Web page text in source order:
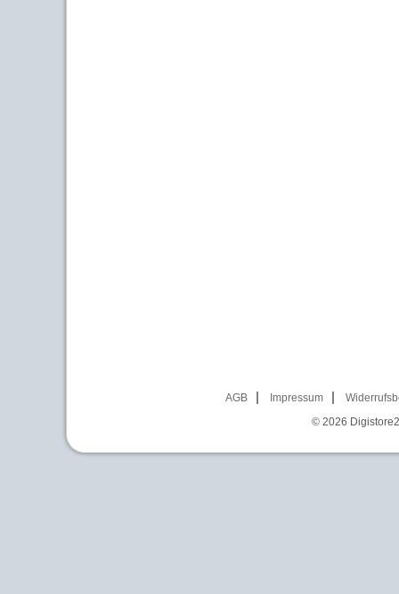
AGB Impressum
© 2026